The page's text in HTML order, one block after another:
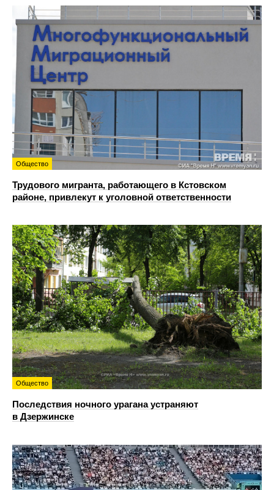
Общество
Трудового мигранта, работающего в Кстовском
районе, привлекут к уголовной ответственности
Общество
Последствия ночного урагана устраняют
в Дзержинске